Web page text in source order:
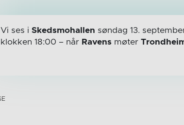
Vi ses i Skedsmohallen søndag 13.
klokken 18:00 – når Ravens møter